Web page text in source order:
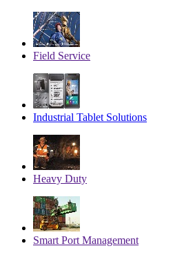
Field Service
Industrial Tablet Solutions
Heavy Duty
Smart Port Management